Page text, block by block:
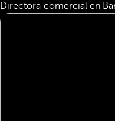
Directora comercial en